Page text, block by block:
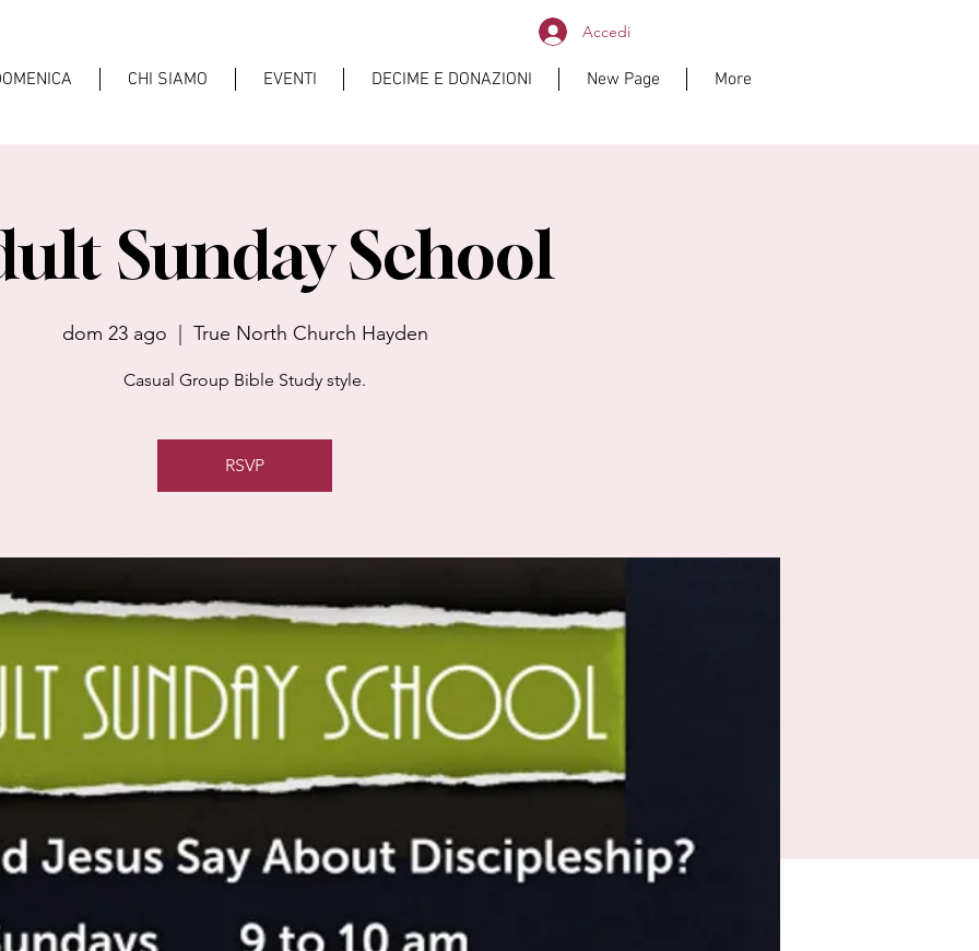
Accedi
CHI SIAMO EVENTI DECIME E DONAZIONI New Page More
Sunday School
dom 23 ago True North Church Hayden
Casual Group Bible Study style.
RSVP